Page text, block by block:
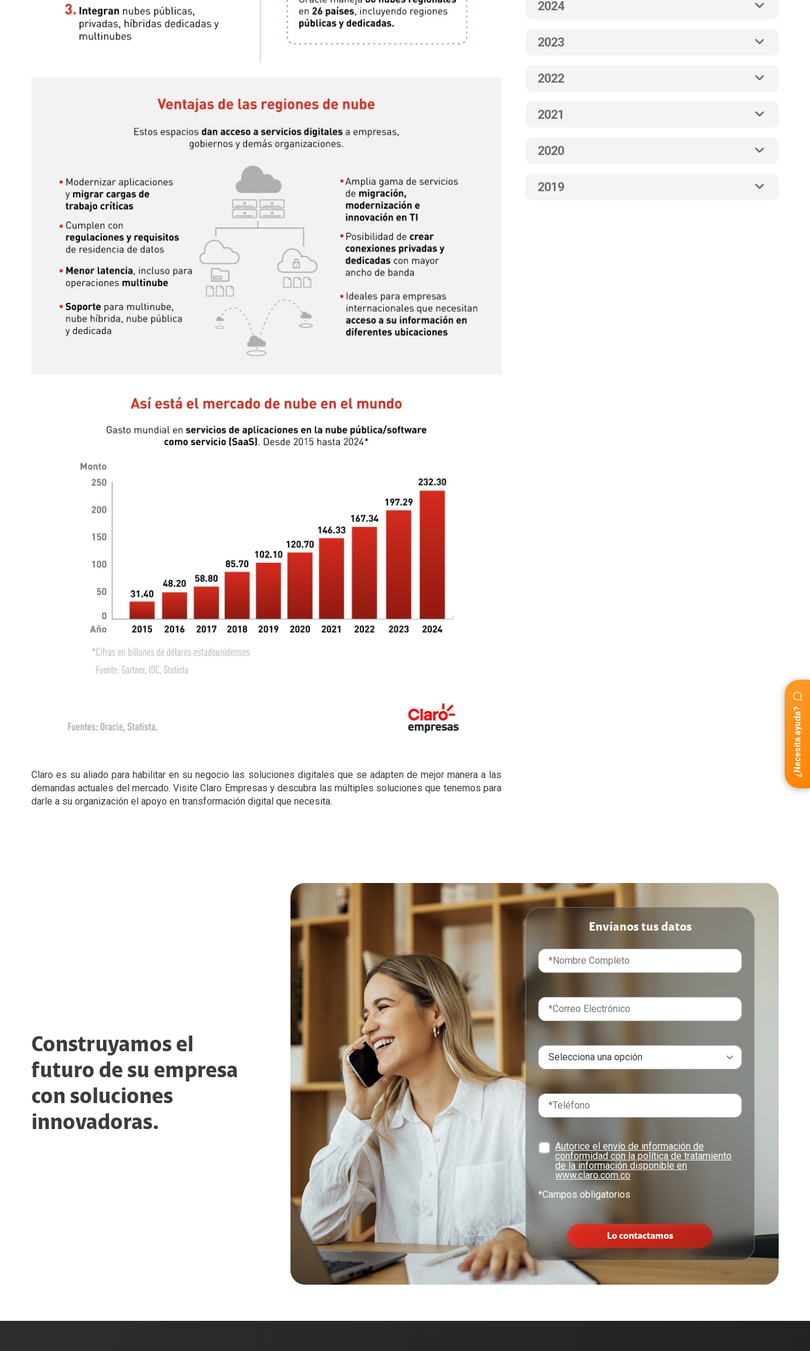
Claro es su aliado para habilitar en su negocio las soluciones digitales que se adapten de mejor manera a las
demandas actuales del mercado. Visite Claro Empresas y descubra las múltiples soluciones que tenemos para
darle a su organización el apoyo en transformación digital que necesita.
2024
2023
2022
2021
2020
2019
Construyamos el
futuro de su empresa
con soluciones
innovadoras.
Envíanos tus datos
Autorice el envío de información de
conformidad con la política de tratamiento
de la información disponible en
www.claro.com.co
*Campos obligatorios
Lo contactamos
¿Necesita ayuda?